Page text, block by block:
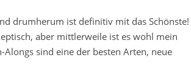
drumherum ist definitiv mit das Schönste!
aber mittlerweile ist es wohl mein
Alongs sind eine der besten Arten, neue